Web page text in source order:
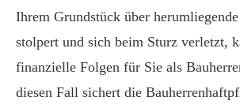
Ihrem Grundstück über herumliegende
stolpert und sich beim Sturz verletzt,
finanzielle Folgen für Sie als
diesen Fall sichert die